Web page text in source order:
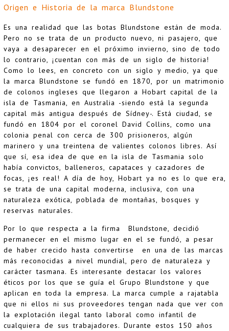
Origen e Historia de la marca Blundstone
Es una realidad que las botas Blundstone están de moda.
Pero no se trata de un producto nuevo, ni pasajero, que
vaya a desaparecer en el próximo invierno, sino de todo
lo contrario, ¡cuentan con más de un siglo de historia!
Como lo lees, en concreto con un siglo y medio, ya que
la marca Blundstone se fundó en 1870, por un matrimonio
de colonos ingleses que llegaron a Hobart capital de la
isla de Tasmania, en Australia -siendo está la segunda
capital más antigua después de Sídney-. Está ciudad, se
fundó en 1804 por el coronel David Collins, como una
colonia penal con cerca de 300 prisioneros, algún
marinero y una treintena de valientes colonos libres. Así
que sí, esa idea de que en la isla de Tasmania solo
había convictos, balleneros, capataces y cazadores de
focas, ¡es real! A día de hoy, Hobart ya no es lo que era,
se trata de una capital moderna, inclusiva, con una
naturaleza exótica, poblada de montañas, bosques y
reservas naturales.
Por lo que respecta a la firma Blundstone, decidió
permanecer en el mismo lugar en el se fundó, a pesar
de haber crecido hasta convertirse en una de las marcas
más reconocidas a nivel mundial, pero de naturaleza y
carácter tasmana. Es interesante destacar los valores
éticos por los que se guía el Grupo Blundstone y que
aplican en toda la empresa. La marca cumple a rajatabla
que ni ellos ni sus proveedores tengan nada que ver con
la explotación ilegal tanto laboral como infantil de
cualquiera de sus trabajadores. Durante estos 150 años